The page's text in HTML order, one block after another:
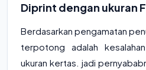
Diprint dengan ukuran
Berdasarkan pengamatan
terpotong adalah
ukuran kertas. jadi